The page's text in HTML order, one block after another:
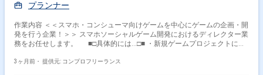
プランナー
作業内容 ＜＜スマホ・コンシューマ向けゲームを中心にゲームの企画・開
発を行う企業！＞＞ スマホソーシャルゲーム開発におけるディレクター業
務をお任せします。 ■□具体的には…□■ ・新規ゲームプロジェクトにお
プランナー業務 ・プロジェクト全体の進捗、品質、予算管理 ・社内外ス
3ヶ月前・ 提供元: コンプロフリーランス